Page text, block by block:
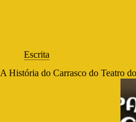
Escrita
A História do Carrasco do Teatro